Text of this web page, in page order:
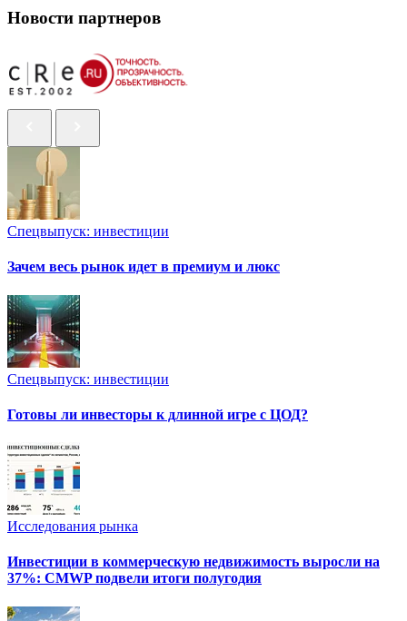
Новости партнеров
Спецвыпуск: инвестиции
Зачем весь рынок идет в премиум и люкс
Спецвыпуск: инвестиции
Готовы ли инвесторы к длинной игре с ЦОД?
Исследования рынка
Инвестиции в коммерческую недвижимость выросли на
37%: CMWP подвели итоги полугодия